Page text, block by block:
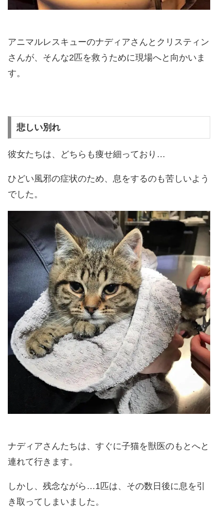
アニマルレスキューのナディアさんとクリスティン
さんが、そんな2匹を救うために現場へと向かいま
す。
悲しい別れ
彼女たちは、どちらも痩せ細っており…
ひどい風邪の症状のため、息をするのも苦しいよう
でした。
ナディアさんたちは、すぐに子猫を獣医のもとへと
連れて行きます。
しかし、残念ながら…1匹は、その数日後に息を引
き取ってしまいました。